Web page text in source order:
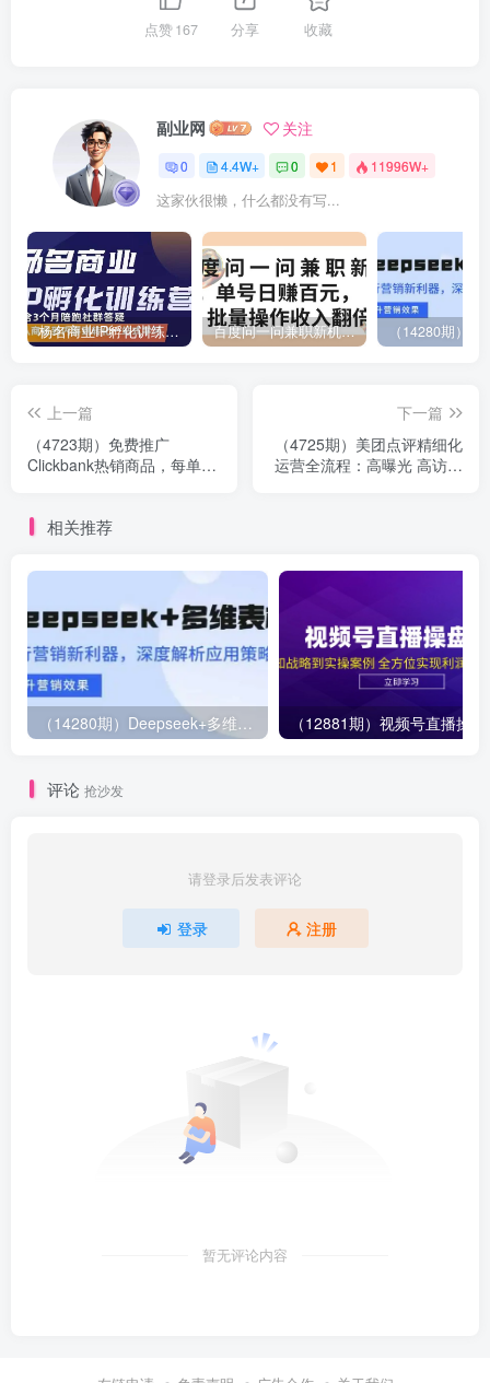
点赞167 分享 收藏
副业网 关注
0 4.4W+ 0 1 11996W+
这家伙很懒，什么都没有写...
杨名商业IP孵化训练营，从商业到内容到转化一站式学 价值5980元 百度问一问兼职新机遇，单号日赚百元，批量操作收入翻倍
上一篇
（4723期）免费推广
Clickbank热销商品，每单
下一篇
（4725期）美团点评精细化
运营全流程：高曝光 高访问
相关推荐
（14280期）Deepseek+多维表格，银行营销新利器，深度解析应用策略，提升营销效果
评论 抢沙发
请登录后发表评论
登录 注册
暂无评论内容